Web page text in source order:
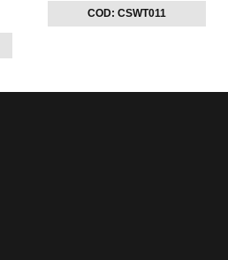
COD: CSWT011